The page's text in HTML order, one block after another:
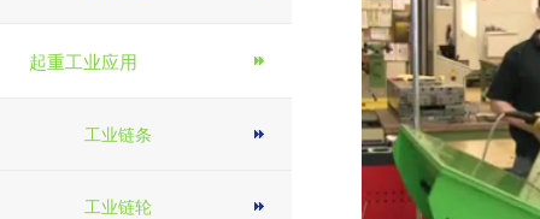
起重工业应用
工业链条
工业链轮